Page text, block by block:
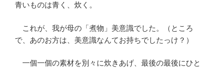
青いものは青く、炊く。
これが、我が母の「煮物」美意識でした。（ところ
で、あのお方は、美意識なんてお持ちでしたっけ？）
一個一個の素材を別々に炊きあげ、最後の最後にひと